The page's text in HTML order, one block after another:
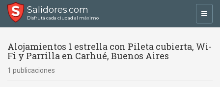
Salidores.com
Disfrutá cada ciudad al máximo
Alojamientos 1 estrella con Pileta cubierta, Wi-
Fi y Parrilla en Carhué, Buenos Aires
1 publicaciones